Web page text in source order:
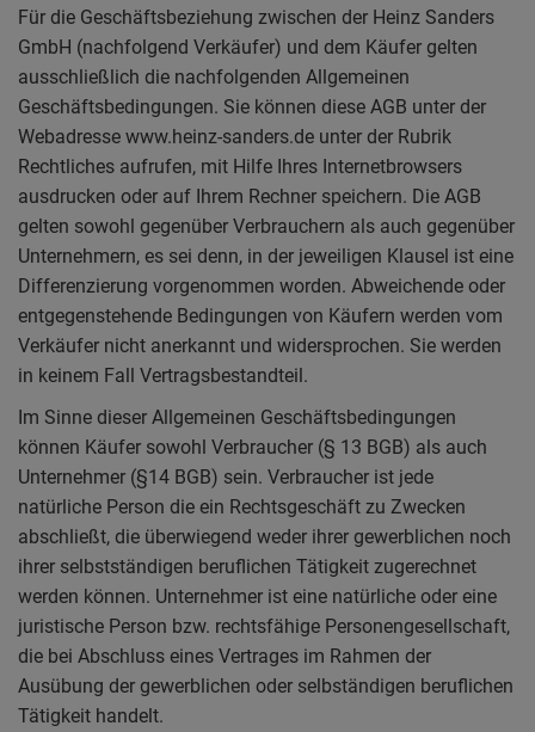
Für die Geschäftsbeziehung zwischen der Heinz Sanders
GmbH (nachfolgend Verkäufer) und dem Käufer gelten
ausschließlich die nachfolgenden Allgemeinen
Geschäftsbedingungen. Sie können diese AGB unter der
Webadresse www.heinz-sanders.de unter der Rubrik
Rechtliches aufrufen, mit Hilfe Ihres Internetbrowsers
ausdrucken oder auf Ihrem Rechner speichern. Die AGB
gelten sowohl gegenüber Verbrauchern als auch gegenüber
Unternehmern, es sei denn, in der jeweiligen Klausel ist eine
Differenzierung vorgenommen worden. Abweichende oder
entgegenstehende Bedingungen von Käufern werden vom
Verkäufer nicht anerkannt und widersprochen. Sie werden
in keinem Fall Vertragsbestandteil.
Im Sinne dieser Allgemeinen Geschäftsbedingungen
können Käufer sowohl Verbraucher (§ 13 BGB) als auch
Unternehmer (§14 BGB) sein. Verbraucher ist jede
natürliche Person die ein Rechtsgeschäft zu Zwecken
abschließt, die überwiegend weder ihrer gewerblichen noch
ihrer selbstständigen beruflichen Tätigkeit zugerechnet
werden können. Unternehmer ist eine natürliche oder eine
juristische Person bzw. rechtsfähige Personengesellschaft,
die bei Abschluss eines Vertrages im Rahmen der
Ausübung der gewerblichen oder selbständigen beruflichen
Tätigkeit handelt.